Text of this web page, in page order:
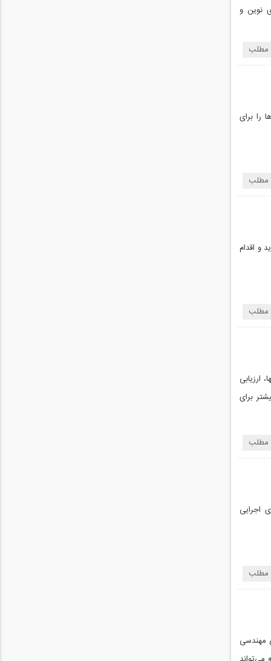
نوین و
مطلب
را برای
مطلب
طراحی وبسایت در سال 1395 ایجاد گردید و اقدام
مطلب
ارزیابی
برای
مطلب
اجرایی
مطلب
مهندسی